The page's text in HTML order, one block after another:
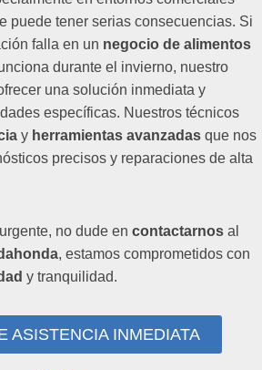
puede tener serias consecuencias. Si
falla en un negocio de alimentos
durante el invierno, nuestro
una solución inmediata y
específicas. Nuestros técnicos
y herramientas avanzadas que nos
precisos y reparaciones de alta
no dude en contactarnos al
, estamos comprometidos con
y tranquilidad.
ASISTENCIA INMEDIATA